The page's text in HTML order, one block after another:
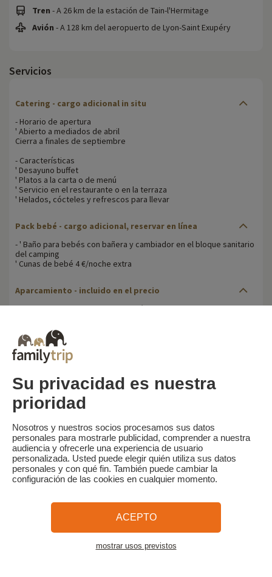
Tren - A 26 km de la estación de Tain-l'Hermitage
Avión - A 128 km del aeropuerto de Lyon-Saint Exupéry
Servicios
Catering - cargo adicional in situ
- Horario de apertura
' Abierto a mediados de abril
Cierra a finales de septiembre
- Características
' Desayuno buffet
' Platos a la carta o de menú
' Servicio en el restaurante o en la terraza
' Helados, cócteles y refrescos para llevar
Pack bebé - cargo adicional, reservar en línea
- ' Baño para bebés con bañera y cambiador en el bloque sanitario
del camping
' Cunas de bebé 4 €/noche extra
Aparcamiento - incluido en el precio
- Aparcamiento frente a la recepción del camping
' Segundo vehículo disponible con coste adicional
Internet / Wifi - incluido en el precio
Otros
' Pan y bollería frescos todas las mañanas (por encargo)
' Bloque sanitario renovado, accesible para personas con
movilidad reducida
' Zona de juegos con mesa de ping-pong, cama elástica, campo
de petanca, redes de bádminton y voleibol, juegos de mesa,
biblioteca, pista de tenis local (a 2 km)
Lavadora
existencias limitadas)
Políticas de alojamiento
Su privacidad es nuestra
prioridad
Nosotros y nuestros socios procesamos sus datos
personales para mostrarle publicidad, comprender a nuestra
audiencia y ofrecerle una experiencia de usuario
personalizada. Usted puede elegir quién utiliza sus datos
personales y con qué fin. También puede cambiar la
configuración de las cookies en cualquier momento.
ACEPTO
mostrar usos previstos